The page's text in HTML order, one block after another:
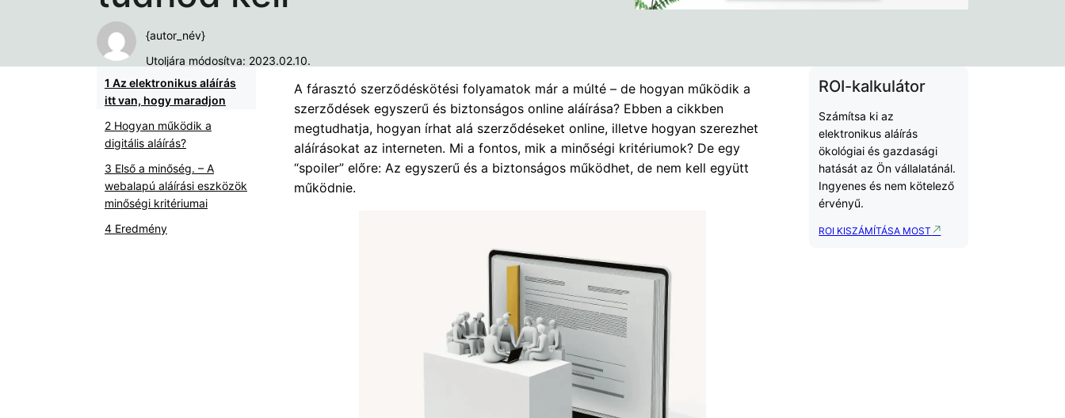
{autor_név}
Utoljára módosítva: 2023.02.10.
Az elektronikus aláírás
itt van, hogy maradjon
Hogyan működik a
digitális aláírás?
Első a minőség. – A
webalapú aláírási eszközök
minőségi kritériumai
Eredmény
A fárasztó szerződéskötési folyamatok már a múlté – de hogyan működik a
szerződések egyszerű és biztonságos online aláírása? Ebben a cikkben
megtudhatja, hogyan írhat alá szerződéseket online, illetve hogyan szerezhet
aláírásokat az interneten. Mi a fontos, mik a minőségi kritériumok? De egy
“spoiler” előre: Az egyszerű és a biztonságos működhet, de nem kell együtt
működnie.
ROI-kalkulátor
Számítsa ki az
elektronikus aláírás
ökológiai és gazdasági
hatását az Ön vállalatánál.
Ingyenes és nem kötelező
érvényű.
ROI KISZÁMÍTÁSA MOST